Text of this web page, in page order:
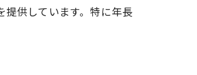
供しています。特に年長